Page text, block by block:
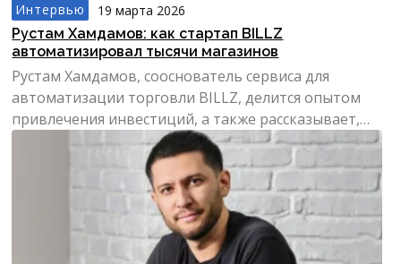
Интервью
19 марта 2026
Рустам Хамдамов: как стартап BILLZ
автоматизировал тысячи магазинов
Рустам Хамдамов, сооснователь сервиса для
автоматизации торговли BILLZ, делится опытом
привлечения инвестиций, а также рассказывает,
почему нужно выхо...